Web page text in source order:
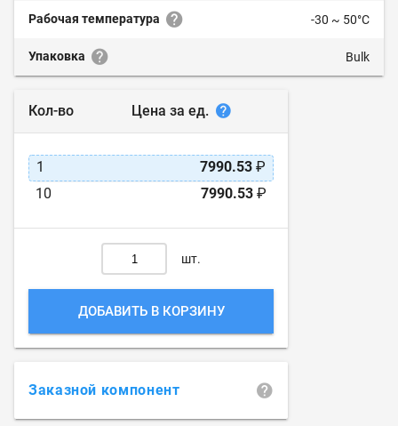
Рабочая температура -30 ~ 50°C
Упаковка Bulk
Кол-во Цена за ед.
1 7990.53 ₽
10
7990.53 ₽
шт.
ДОБАВИТЬ В КОРЗИНУ
Заказной компонент